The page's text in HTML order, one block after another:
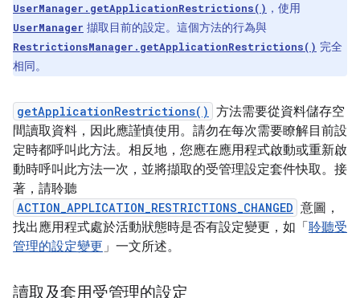
UserManager.getApplicationRestrictions() ，使用
UserManager 擷取目前的設定。這個方法的行為與
RestrictionsManager.getApplicationRestrictions() 完全
相同。
getApplicationRestrictions() 方法需要從資料儲存空
間讀取資料，因此應謹慎使用。請勿在每次需要瞭解目前設
定時都呼叫此方法。相反地，您應在應用程式啟動或重新啟
動時呼叫此方法一次，並將擷取的受管理設定套件快取。接
著，請聆聽
ACTION_APPLICATION_RESTRICTIONS_CHANGED 意圖，
找出應用程式處於活動狀態時是否有設定變更，如「 聆聽受
管理的設定變更」一文所述。
讀取及套用受管理的設定